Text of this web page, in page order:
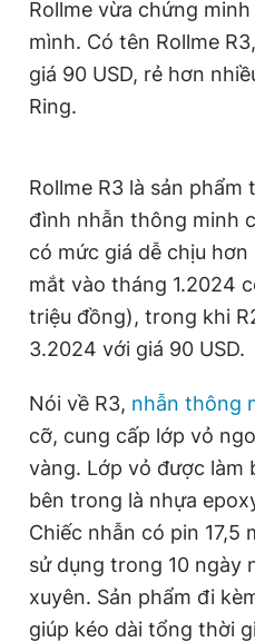
Giấy phép xuất bản số 110/GP
© 2003-2026 Bản quyền thuộc
chép dưới mọi hình thức nếu
bản. Phát triển bởi ePi
Rollme vừa chứng
mình. Có tên Rollme
giá 90 USD, rẻ hơn
Ring.
Rollme R3 là sản
đình nhẫn thông minh
có mức giá dễ chịu hơn
mắt vào tháng 1.2024
triệu đồng), trong khi
3.2024 với giá 90 USD.
Nói về R3, nhẫn thông
cỡ, cung cấp lớp vỏ
vàng. Lớp vỏ được
bên trong là nhựa
Chiếc nhẫn có pin 17,5
sử dụng trong 10 ngày
xuyên. Sản phẩm đi
giúp kéo dài tổng thời